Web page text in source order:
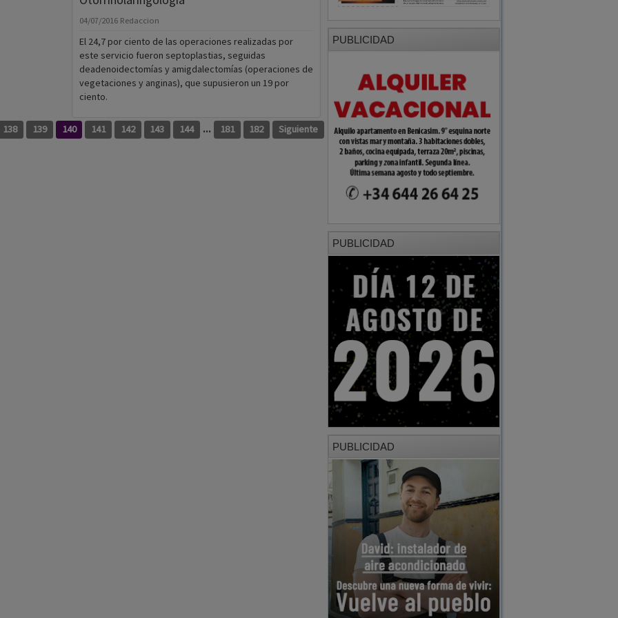
este servicio fueron septoplastias, seguidas
deadenoidectomías y amigdalectomías (operaciones de
ciento.
141 142 143 144 ... 181 182 Siguiente
PUBLICIDAD
PUBLICIDAD
PUBLICIDAD